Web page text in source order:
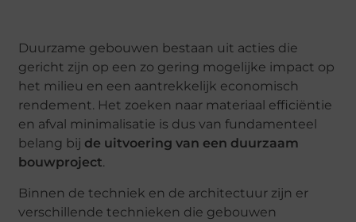
Duurzame gebouwen bestaan uit acties die
gericht zijn op een zo gering mogelijke impact op
het milieu en een aantrekkelijk economisch
rendement. Het zoeken naar materiaal efficiëntie
en afval minimalisatie is dus van fundamenteel
belang bij de uitvoering van een duurzaam
bouwproject.
Binnen de techniek en de architectuur zijn er
verschillende technieken die gebouwen